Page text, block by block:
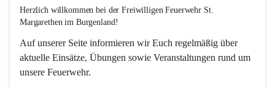
Herzlich willkommen bei der Freiwilligen Feuerwehr St.
Margarethen im Burgenland!
Auf unserer Seite informieren wir Euch regelmäßig über
aktuelle Einsätze, Übungen sowie Veranstaltungen rund um
unsere Feuerwehr.